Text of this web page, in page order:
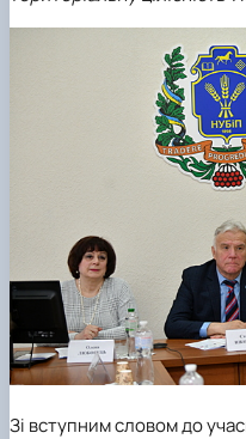
Зі вступним словом до